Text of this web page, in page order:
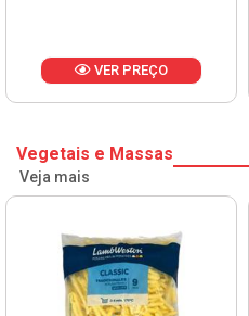
VER PREÇO
Vegetais e Massas
Veja mais